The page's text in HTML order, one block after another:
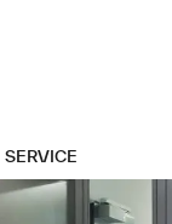
SERVICE